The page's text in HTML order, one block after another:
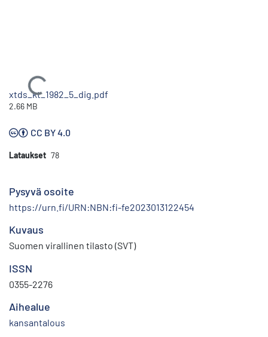
Ladataan...
xtds_kt_1982_5_dig.pdf
2.66 MB
CC BY 4.0
Lataukset 78
Pysyvä osoite
https://urn.fi/URN:NBN:fi-fe2023013122454
Kuvaus
Suomen virallinen tilasto (SVT)
ISSN
0355-2276
Aihealue
kansantalous